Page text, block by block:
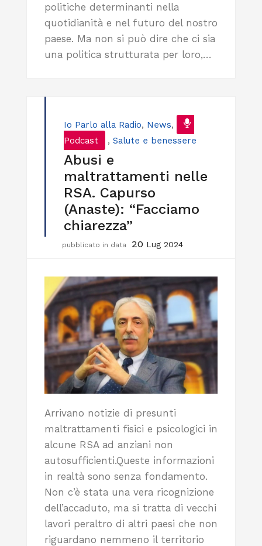
politiche determinanti nella
quotidianità e nel futuro del nostro
paese. Ma non si può dire che ci sia
una politica strutturata per loro,…
Io Parlo alla Radio, News,
Podcast
, Salute e benessere
Abusi e
maltrattamenti nelle
RSA. Capurso
(Anaste): “Facciamo
chiarezza”
pubblicato in data 20 Lug 2024
Arrivano notizie di presunti
maltrattamenti fisici e psicologici in
alcune RSA ad anziani non
autosufficienti.Queste informazioni
in realtà sono senza fondamento.
Non c’è stata una vera ricognizione
dell’accaduto, ma si tratta di vecchi
lavori peraltro di altri paesi che non
riguardano nemmeno il territorio